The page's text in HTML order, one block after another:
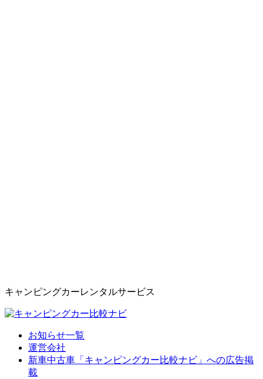
キャンピングカーレンタルサービス
お知らせ一覧
運営会社
新車中古車「キャンピングカー比較ナビ」への広告掲
載